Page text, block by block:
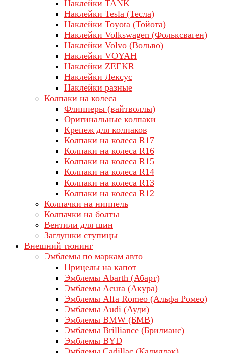
Наклейки TANK
Наклейки Tesla (Тесла)
Наклейки Toyota (Тойота)
Наклейки Volkswagen (Фольксваген)
Наклейки Volvo (Вольво)
Наклейки VOYAH
Наклейки ZEEKR
Наклейки Лексус
Наклейки разные
Колпаки на колеса
Флипперы (вайтволлы)
Оригинальные колпаки
Крепеж для колпаков
Колпаки на колеса R17
Колпаки на колеса R16
Колпаки на колеса R15
Колпаки на колеса R14
Колпаки на колеса R13
Колпаки на колеса R12
Колпачки на ниппель
Колпачки на болты
Вентили для шин
Заглушки ступицы
Внешний тюнинг
Эмблемы по маркам авто
Прицелы на капот
Эмблемы Abarth (Абарт)
Эмблемы Acura (Акура)
Эмблемы Alfa Romeo (Альфа Ромео)
Эмблемы Audi (Ауди)
Эмблемы BMW (БМВ)
Эмблемы Brilliance (Брилианс)
Эмблемы BYD